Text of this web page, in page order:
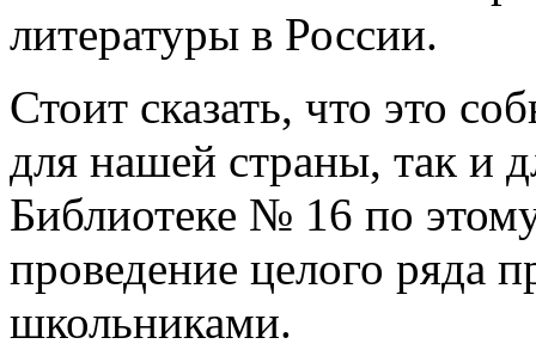
литературы в России.
Стоит сказать, что это
для нашей страны, так и
Библиотеке № 16 по
проведение целого ряда
школьниками.